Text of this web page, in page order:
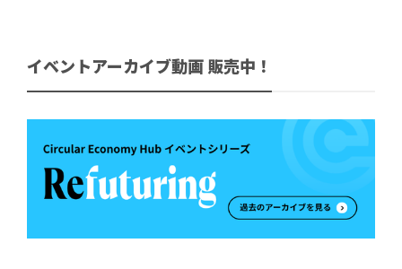
イベントアーカイブ動画 販売中！